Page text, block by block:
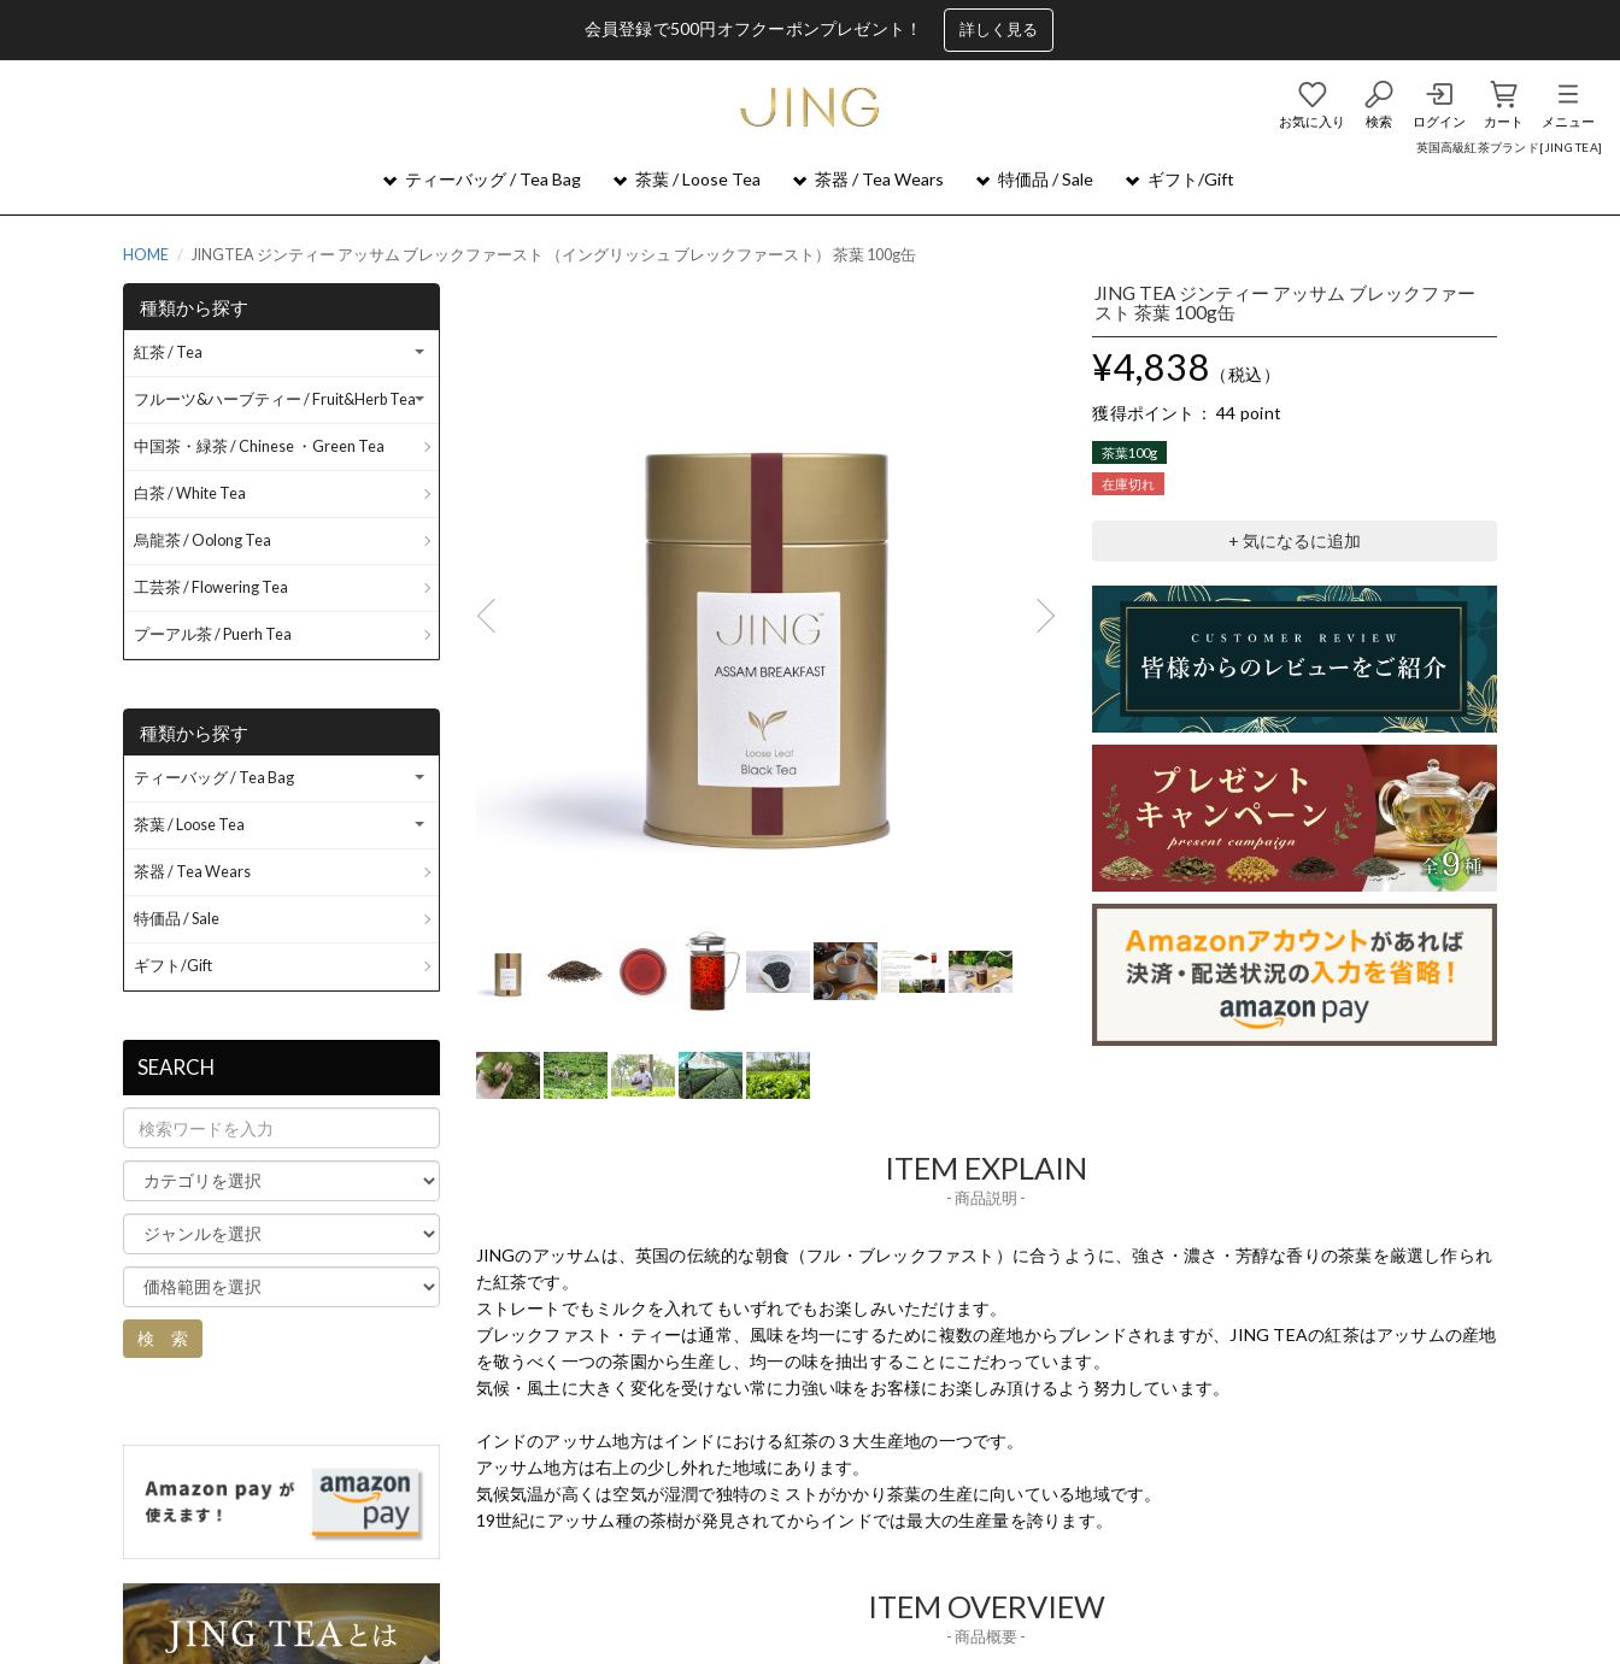
会員登録で500円オフクーポンプレゼント！ 詳しく見る
英国高級紅茶ブランド[JING TEA]
お気に入り 検索 ログイン カート メニュー
ティーバッグ / Tea Bag 茶葉 / Loose Tea 茶器 / Tea Wears 特価品 / Sale ギフト/Gift
HOME JINGTEA ジンティー アッサム ブレックファースト （イングリッシュ ブレックファースト） 茶葉 100g缶
JING TEA ジンティー アッサム ブレックファー
スト 茶葉 100g缶
¥4,838 （税込）
獲得ポイント：44 point
茶葉100g
在庫切れ
+ 気になるに追加
ITEM EXPLAIN
- 商品説明 -
JINGのアッサムは、英国の伝統的な朝食（フル・ブレックファスト）に合うように、強さ・濃さ・芳醇な香りの茶葉を厳選し作られ
た紅茶です。
ストレートでもミルクを入れてもいずれでもお楽しみいただけます。
ブレックファスト・ティーは通常、風味を均一にするために複数の産地からブレンドされますが、JING TEAの紅茶はアッサムの産地
を敬うべく一つの茶園から生産し、均一の味を抽出することにこだわっています。
気候・風土に大きく変化を受けない常に力強い味をお客様にお楽しみ頂けるよう努力しています。
インドのアッサム地方はインドにおける紅茶の３大生産地の一つです。
アッサム地方は右上の少し外れた地域にあります。
気候気温が高くは空気が湿潤で独特のミストがかかり茶葉の生産に向いている地域です。
19世紀にアッサム種の茶樹が発見されてからインドでは最大の生産量を誇ります。
ITEM OVERVIEW
- 商品概要 -
種類から探す
紅茶 / Tea
フルーツ&ハーブティー / Fruit&Herb Tea
中国茶・緑茶 / Chinese ・Green Tea
白茶 / White Tea
烏龍茶 / Oolong Tea
工芸茶 / Flowering Tea
プーアル茶 / Puerh Tea
種類から探す
ティーバッグ / Tea Bag
茶葉 / Loose Tea
茶器 / Tea Wears
特価品 / Sale
ギフト/Gift
SEARCH